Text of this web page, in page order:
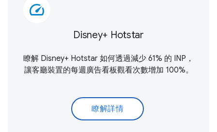
speed
Disney+ Hotstar
瞭解 Disney+ Hotstar 如何透過減少 61% 的 INP，
讓客廳裝置的每週廣告看板觀看次數增加 100%。
瞭解詳情